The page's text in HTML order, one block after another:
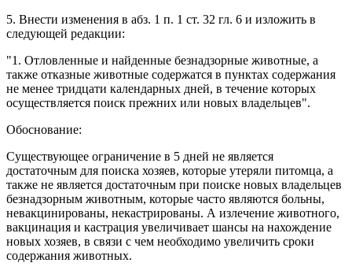
5. Внести изменения в абз. 1 п. 1 ст. 32 гл. 6 и изложить в
следующей редакции:
"1. Отловленные и найденные безнадзорные животные, а
также отказные животные содержатся в пунктах содержания
не менее тридцати календарных дней, в течение которых
осуществляется поиск прежних или новых владельцев".
Обоснование:
Существующее ограничение в 5 дней не является
достаточным для поиска хозяев, которые утеряли питомца, а
также не является достаточным при поиске новых владельцев
безнадзорным животным, которые часто являются больны,
невакцинированы, некастрированы. А излечение животного,
вакцинация и кастрация увеличивает шансы на нахождение
новых хозяев, в связи с чем необходимо увеличить сроки
содержания животных.